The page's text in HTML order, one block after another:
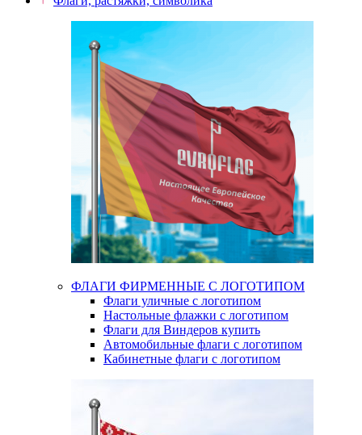
ФЛАГИ ФИРМЕННЫЕ С ЛОГОТИПОМ
Флаги уличные с логотипом
Настольные флажки с логотипом
Флаги для Виндеров купить
Автомобильные флаги с логотипом
Кабинетные флаги с логотипом